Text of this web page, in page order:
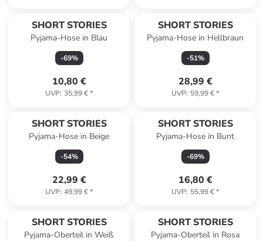
SHORT STORIES
Pyjama-Hose in Blau
-69%
10,80 €
UVP: 35,99 €*
SHORT STORIES
Pyjama-Hose in Hellbraun
-51%
28,99 €
UVP: 59,99 €*
SHORT STORIES
Pyjama-Hose in Beige
-54%
22,99 €
UVP: 49,99 €*
SHORT STORIES
Pyjama-Hose in Bunt
-69%
16,80 €
UVP: 55,99 €*
SHORT STORIES
Pyjama-Oberteil in Weiß
SHORT STORIES
Pyjama-Oberteil in Rosa